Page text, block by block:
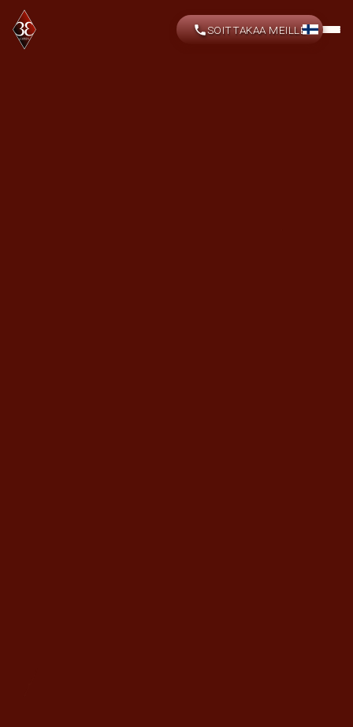
SOITTAKAA MEILLE